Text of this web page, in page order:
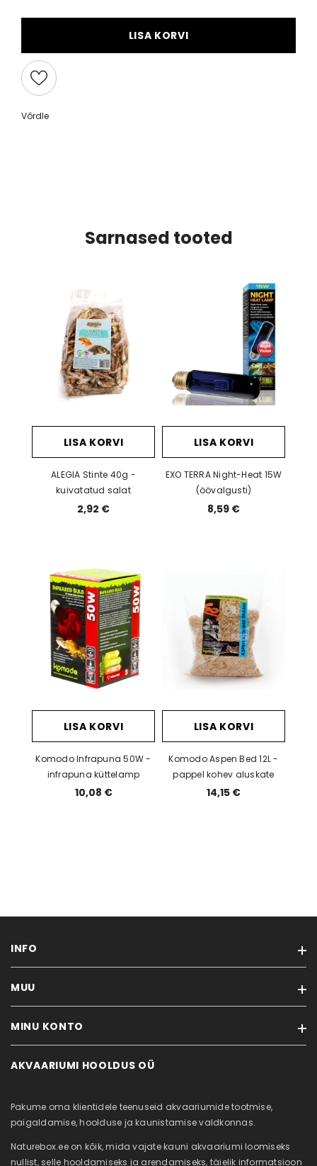
LISA KORVI
Võrdle
Sarnased tooted
LISA KORVI
ALEGIA Stinte 40g -
kuivatatud salat
2,92 €
LISA KORVI
EXO TERRA Night-Heat 15W
(öövalgusti)
8,59 €
LISA KORVI
Komodo Infrapuna 50W -
infrapuna küttelamp
10,08 €
LISA KORVI
Komodo Aspen Bed 12L -
pappel kohev aluskate
14,15 €
INFO
Tarneviis
Ostutingimused
Akvaariumi puhastus
Järelmaks
MUU
Kaubamärgid
Uued tooted
MINU KONTO
Minu konto
Tellitud tooted
Soovikorv
Vaata võrdlust
AKVAARIUMI HOOLDUS OÜ
Pakume oma klientidele teenuseid akvaariumide tootmise,
paigaldamise, hoolduse ja kaunistamise valdkonnas.
Naturebox.ee on kõik, mida vajate kauni akvaariumi loomiseks
nullist, selle hooldamiseks ja arendamiseks, täielik informatsioon